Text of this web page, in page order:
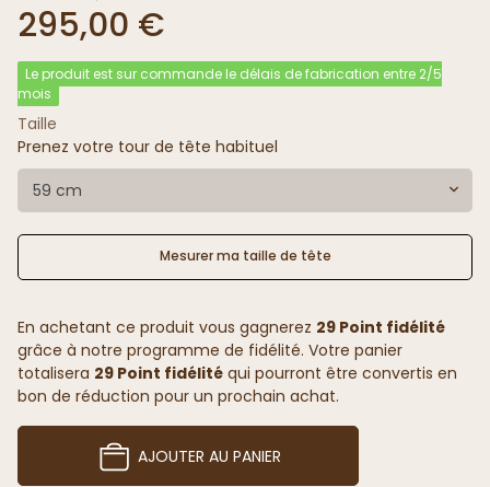
295,00 €
Le produit est sur commande le délais de fabrication entre 2/5
mois
Taille
Prenez votre tour de tête habituel
59 cm
Mesurer ma taille de tête
En achetant ce produit vous gagnerez 29 Point fidélité
grâce à notre programme de fidélité. Votre panier
totalisera 29 Point fidélité qui pourront être convertis en
bon de réduction pour un prochain achat.
AJOUTER AU PANIER